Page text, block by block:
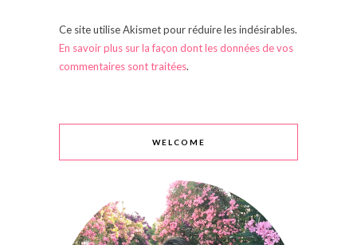
Ce site utilise Akismet pour réduire les indésirables.
En savoir plus sur la façon dont les données de vos
commentaires sont traitées.
WELCOME